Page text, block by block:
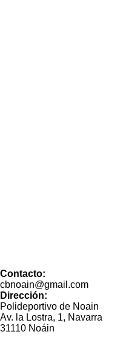
Contacto:
cbnoain@gmail.com
Dirección:
Polideportivo de Noain
Av. la Lostra, 1, Navarra
31110 Noáin